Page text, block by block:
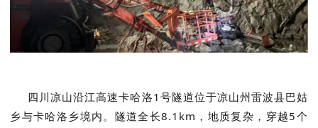
四川凉山沿江高速卡哈洛1号隧道位于凉山州雷波县巴姑
乡与卡哈洛乡境内。隧道全长8.1km，地质复杂，穿越5个